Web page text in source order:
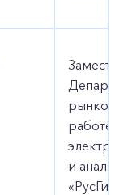
рынков
работе
и